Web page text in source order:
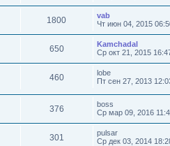
1800
vab
Чт июн 04, 2015
650
Kamchadal
Ср окт 21, 2015
460
lobe
Пт сен 27, 2013
376
boss
Ср мар 09, 2016
301
pulsar
Ср дек 03, 2014